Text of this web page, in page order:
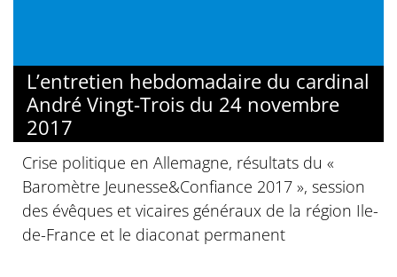
L’entretien hebdomadaire du cardinal
André Vingt-Trois du 24 novembre
2017
Crise politique en Allemagne, résultats du «
Baromètre Jeunesse&Confiance 2017 », session
des évêques et vicaires généraux de la région Ile-
de-France et le diaconat permanent